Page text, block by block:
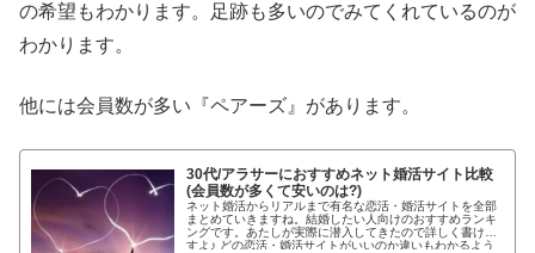
の希望もわかります。足跡も多いのでみてくれているのが
わかります。
他には会員数が多い『ペアーズ』があります。
30代/アラサーにおすすめネット婚活サイト比較
(会員数が多くて安いのは?)
ネット婚活からリアルまで有名な恋活・婚活サイトを全部
まとめていきますね。結婚したい人向けのおすすめランキ
ングです。あたしが実際に潜入してきたので詳しく書けま
すよ♪ どの恋活・婚活サイトがいいのか違いもわかるよう